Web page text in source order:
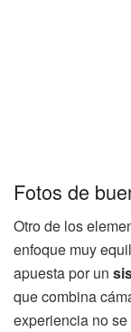
Fotos de
Otro de los
enfoque muy
apuesta por un
que combina
experiencia no